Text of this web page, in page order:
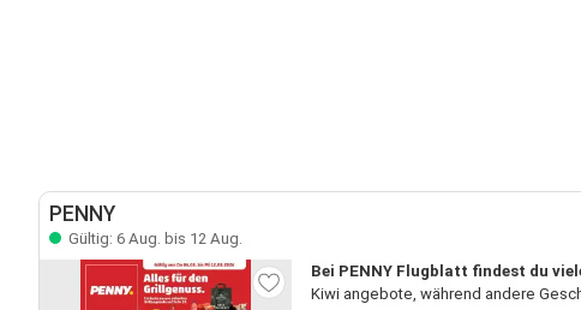
PENNY
Gültig: 6 Aug. bis 12 Aug.
Bei PENNY Flugblatt findest du
Kiwi angebote, während andere